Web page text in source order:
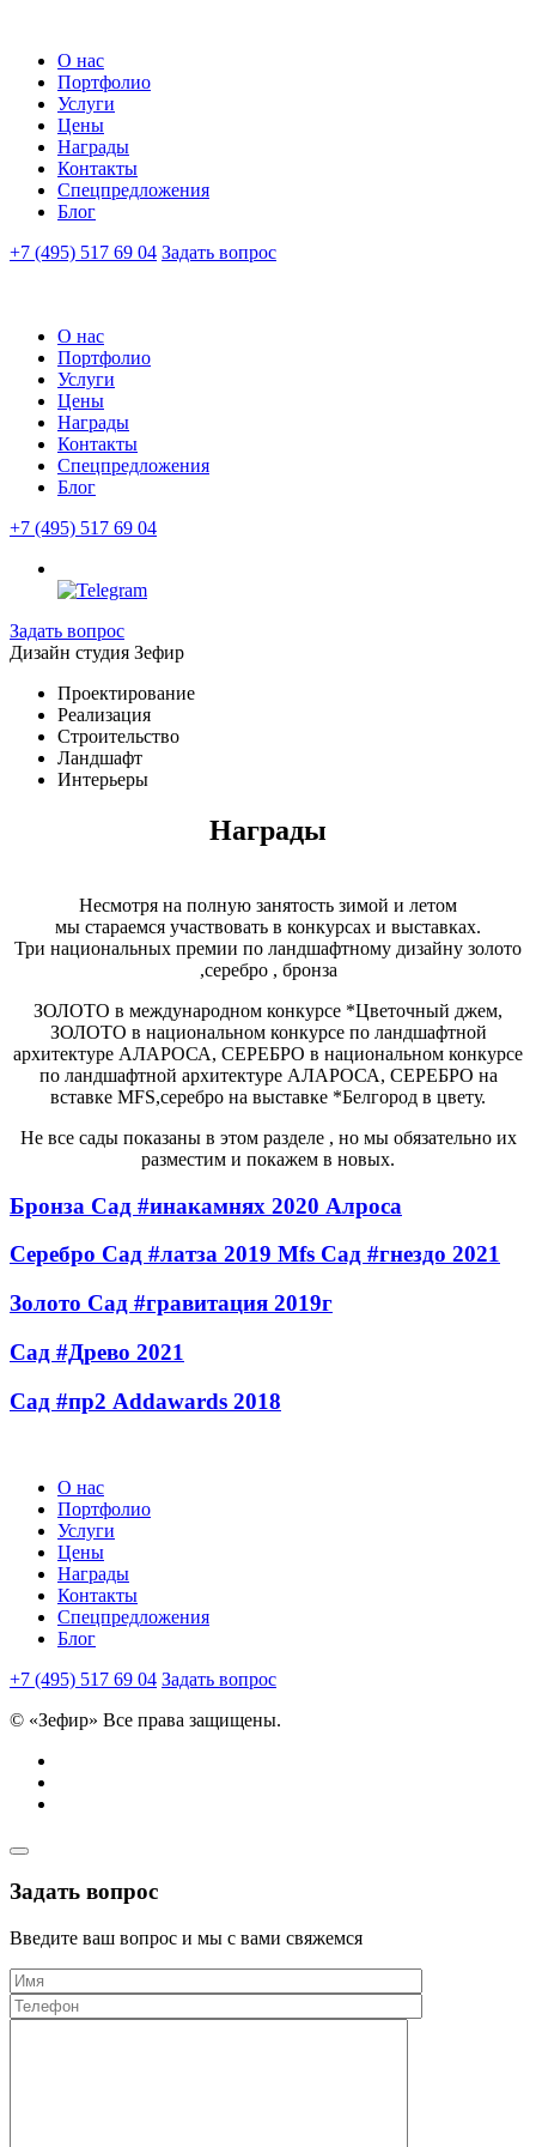
О нас
Портфолио
Услуги
Цены
Награды
Контакты
Спецпредложения
Блог
+7 (495) 517 69 04 Задать вопрос
О нас
Портфолио
Услуги
Цены
Награды
Контакты
Спецпредложения
Блог
+7 (495) 517 69 04
Задать вопрос
Дизайн студия Зефир
Проектирование
Реализация
Строительство
Ландшафт
Интерьеры
Награды
Несмотря на полную занятость зимой и летом
мы стараемся участвовать в конкурсах и выставках.
Три национальных премии по ландшафтному дизайну золото
,серебро , бронза
ЗОЛОТО в международном конкурсе *Цветочный джем,
ЗОЛОТО в национальном конкурсе по ландшафтной
архитектуре АЛАРОСА, СЕРЕБРО в национальном конкурсе
по ландшафтной архитектуре АЛАРОСА, СЕРЕБРО на
вставке MFS,серебро на выставке *Белгород в цвету.
Не все сады показаны в этом разделе , но мы обязательно их
разместим и покажем в новых.
Бронза Сад #инакамнях 2020 Алроса
Серебро Сад #латза 2019 Mfs Сад #гнездо 2021
Золото Сад #гравитация 2019г
Сад #Древо 2021
Сад #пр2 Addawards 2018
О нас
Портфолио
Услуги
Цены
Награды
Контакты
Спецпредложения
Блог
+7 (495) 517 69 04 Задать вопрос
© «Зефир» Все права защищены.
Задать вопрос
Введите ваш вопрос и мы с вами свяжемся